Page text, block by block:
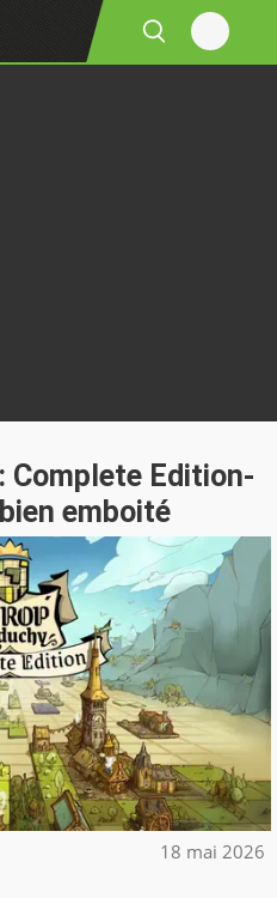
Complete Edition-
emboité
18 mai 2026